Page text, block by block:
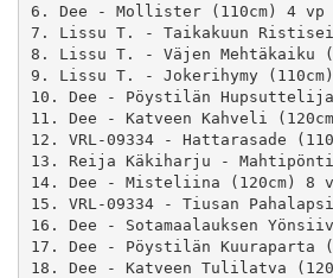
6. Dee - Mollister (110cm) 4 vp
7. Lissu T. - Taikakuun
8. Lissu T. - Väjen Mehtäkaiku
9. Lissu T. - Jokerihymy
10. Dee - Pöystilän Hupsuttelija
11. Dee - Katveen Kahveli
12. VRL-09334 - Hattarasade
13. Reija Käkiharju -
14. Dee - Misteliina (120cm) 8
15. VRL-09334 - Tiusan
16. Dee - Sotamaalauksen
17. Dee - Pöystilän Kuuraparta
18. Dee - Katveen Tulilatva